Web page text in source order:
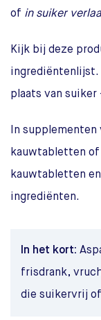
of in suiker
Kijk bij deze
ingrediëntenlijst.
plaats van
In supplementen
kauwtabletten of
kauwtabletten
ingrediënten.
In het kort:
frisdrank,
die suikervrij